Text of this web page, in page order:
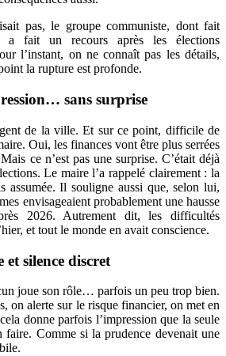
pas, le groupe communiste, dont fait
a fait un recours après les élections
l’instant, on ne connaît pas les détails,
la rupture est profonde.
sans surprise
de la ville.Et sur ce point, difficile de
Oui, les finances vont être plus serrées
ce n’est pas une surprise. C’était déjà
Le maire l’a rappelé clairement : la
assumée. Il souligne aussi que, selon lui,
envisageaient probablement une hausse
2026. Autrement dit, les difficultés
et tout le monde en avait conscience.
silence discret
joue son rôle… parfois un peu trop bien.
on alerte sur le risque financier, on met en
donne parfois l’impression que la seule
faire. Comme si la prudence devenait une